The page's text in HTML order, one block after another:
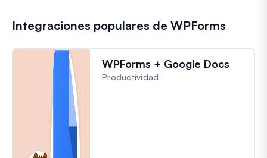
Integraciones populares de WPForms
WPForms + Google Docs
Productividad